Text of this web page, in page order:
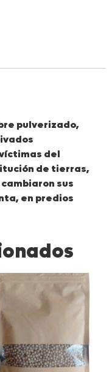
pulverizado,
del
de tierras,
sus
en predios